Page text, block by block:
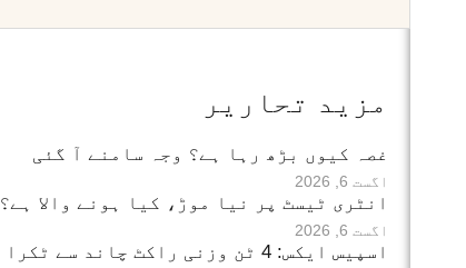
مزید تحاریر
غصہ کیوں بڑھ رہا ہے؟ وجہ سامنے آ گئی
اگست 6, 2026
انٹری ٹیسٹ پر نیا موڑ، کیا ہونے والا ہے؟
اگست 6, 2026
اسپیس ایکس: 4 ٹن وزنی راکٹ چاند سے ٹکرا گیا